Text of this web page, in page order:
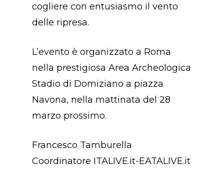
cogliere con entusiasmo il vento
delle ripresa.
L’evento è organizzato a Roma
nella prestigiosa Area Archeologica
Stadio di Domiziano a piazza
Navona, nella mattinata del 28
marzo prossimo.
Francesco Tamburella
Coordinatore ITALIVE.it-EATALIVE.it
Concept